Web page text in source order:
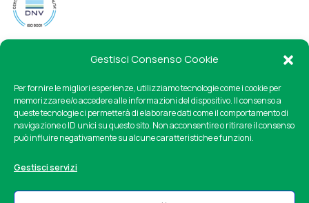
Gestisci Consenso Cookie
Per fornire le migliori esperienze, utilizziamo tecnologie come i cookie per
memorizzare e/o accedere alle informazioni del dispositivo. Il consenso a
queste tecnologie ci permetterà di elaborare dati come il comportamento di
navigazione o ID unici su questo sito. Non acconsentire o ritirare il consenso
può influire negativamente su alcune caratteristiche e funzioni.
Gestisci servizi
Cookie Policy Privacy Policy